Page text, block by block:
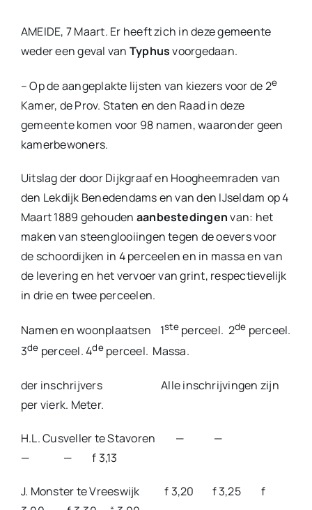
AMEIDE, 7 Maart. Er heeft zich in deze gemeente
weder een geval van Typhusvoorgedaan.
– Op de aangeplakte lijsten van kiezers voor de 2e
Kamer, de Prov. Staten en den Raad in deze
gemeente komen voor 98 namen, waaronder geen
kamerbewoners.
Uitslag der door Dijkgraaf en Hoogheemraden van
den Lekdijk Benedendams en van den IJseldam op 4
Maart 1889 gehouden aanbestedingenvan: het
maken van steenglooiingen tegen de oevers voor
de schoordijken in 4 perceelen en in massa en van
de levering en het vervoer van grint, respectievelijk
in drie en twee perceelen.
Namen en woonplaatsen 1steperceel. 2de perceel.
3de perceel. 4deperceel. Massa.
der inschrijvers Alle inschrijvingen zijn
per vierk. Meter.
H.L. Cusveller te Stavoren — —
— — f 3,13
J. Monster te Vreeswijk f 3,20 f 3,25 f